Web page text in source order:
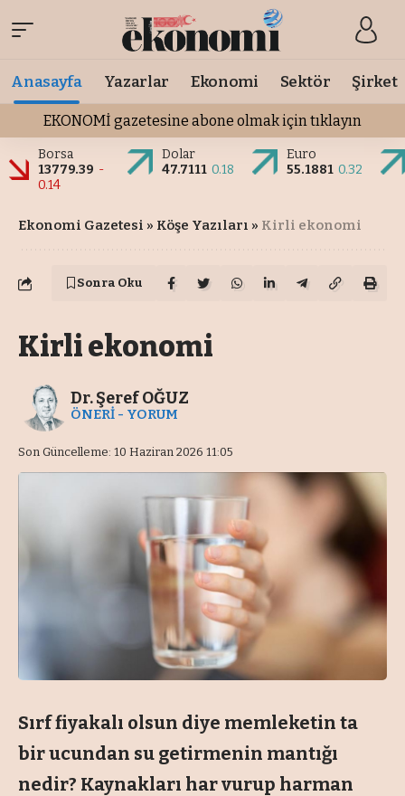
Anasayfa Yazarlar Ekonomi Sektör Şirket
EKONOMİ gazetesine abone olmak için tıklayın
Borsa
13779.39 -
0.14
Dolar
47.7111 0.18
Euro
55.1881 0.32
Ekonomi Gazetesi » Köşe Yazıları » Kirli ekonomi
Sonra Oku
Kirli ekonomi
Son Güncelleme: 10 Haziran 2026 11:05
Dr. Şeref OĞUZ
ÖNERİ - YORUM
Sırf fiyakalı olsun diye memleketin ta
bir ucundan su getirmenin mantığı
nedir? Kaynakları har vurup harman